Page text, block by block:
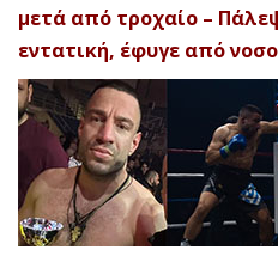
μετά από τροχαίο –
εντατική, έφυγε από